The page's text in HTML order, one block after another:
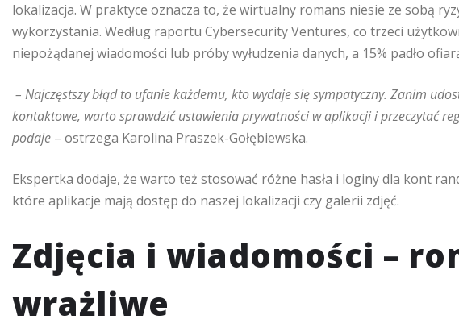
lokalizacja. W praktyce oznacza to, że wirtualny romans niesie ze sobą
wykorzystania. Według raportu Cybersecurity Ventures, co trzeci
niepożądanej wiadomości lub próby wyłudzenia danych, a 15% padło
– Najczęstszy błąd to ufanie każdemu, kto wydaje się sympatyczny. Zanim
kontaktowe, warto sprawdzić ustawienia prywatności w aplikacji i przeczytać
podaje – ostrzega Karolina Praszek-Gołębiewska.
Ekspertka dodaje, że warto też stosować różne hasła i loginy dla kont
które aplikacje mają dostęp do naszej lokalizacji czy galerii zdjęć.
Zdjęcia i wiadomości –
wrażliwe